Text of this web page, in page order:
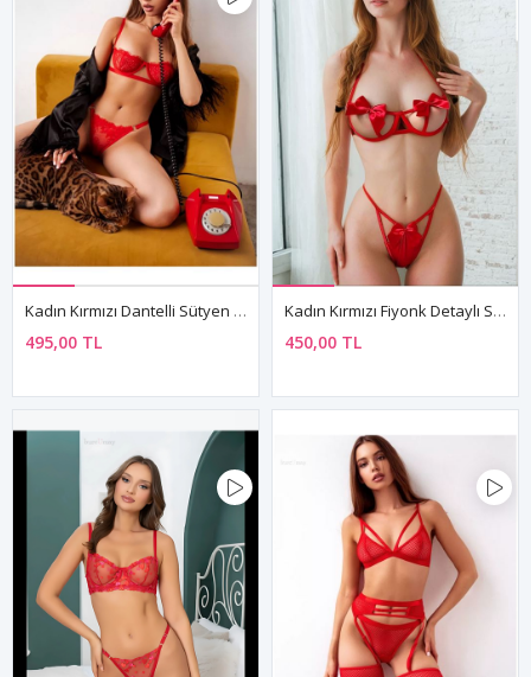
Kadın Kırmızı Dantelli Sütyen String Seksi Fantezi İç Çamaşırı Takımı
495,00 TL
Kadın Kırmızı Fiyonk Detaylı Seksi Fantezi Sütyen Külot Tanga İç Çamaşır Takımı
450,00 TL